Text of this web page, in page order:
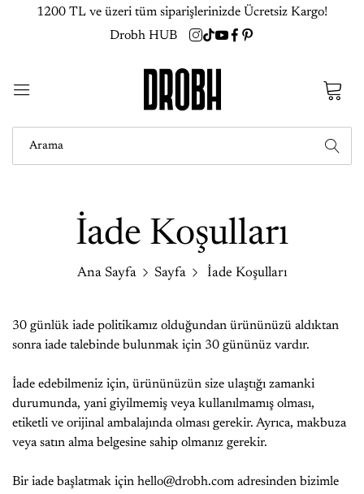
1200 TL ve üzeri tüm siparişlerinizde Ücretsiz Kargo!
Drobh HUB
0
İade Koşulları
Ana Sayfa Sayfa İade Koşulları
30 günlük iade politikamız olduğundan ürününüzü aldıktan
sonra iade talebinde bulunmak için 30 gününüz vardır.
İade edebilmeniz için, ürününüzün size ulaştığı zamanki
durumunda, yani giyilmemiş veya kullanılmamış olması,
etiketli ve orijinal ambalajında olması gerekir. Ayrıca, makbuza
veya satın alma belgesine sahip olmanız gerekir.
Bir iade başlatmak için hello@drobh.com adresinden bizimle